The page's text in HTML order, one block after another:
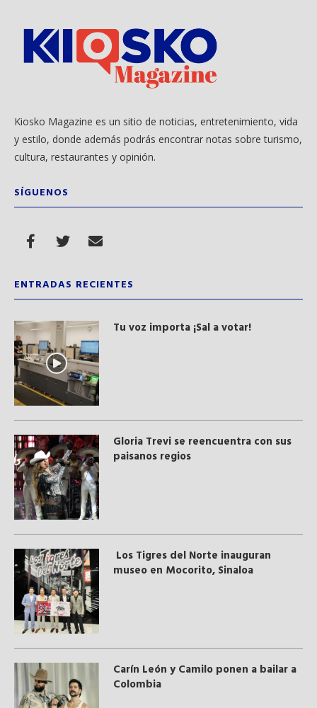
Kiosko Magazine es un sitio de noticias, entretenimiento, vida
y estilo, donde además podrás encontrar notas sobre turismo,
cultura, restaurantes y opinión.
SÍGUENOS
ENTRADAS RECIENTES
Tu voz importa ¡Sal a votar!
Gloria Trevi se reencuentra con sus
paisanos regios
Los Tigres del Norte inauguran
museo en Mocorito, Sinaloa
Carín León y Camilo ponen a bailar a
Colombia